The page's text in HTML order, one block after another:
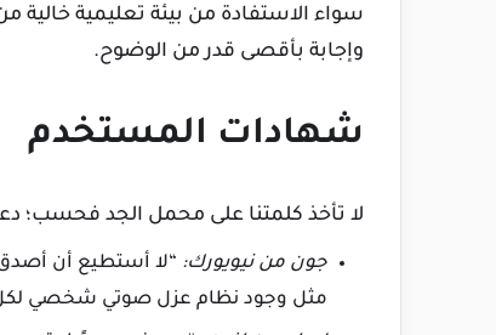
سواء الاستفادة من بيئة تعليمية
وإجابة بأقصى قدر من الوضوح.
شهادات المستخدم
لا تأخذ كلمتنا على محمل الجد فحسب؛
جون من نيويورك: “لا أستطيع أن
مثل وجود نظام عزل صوتي شخصي لكل